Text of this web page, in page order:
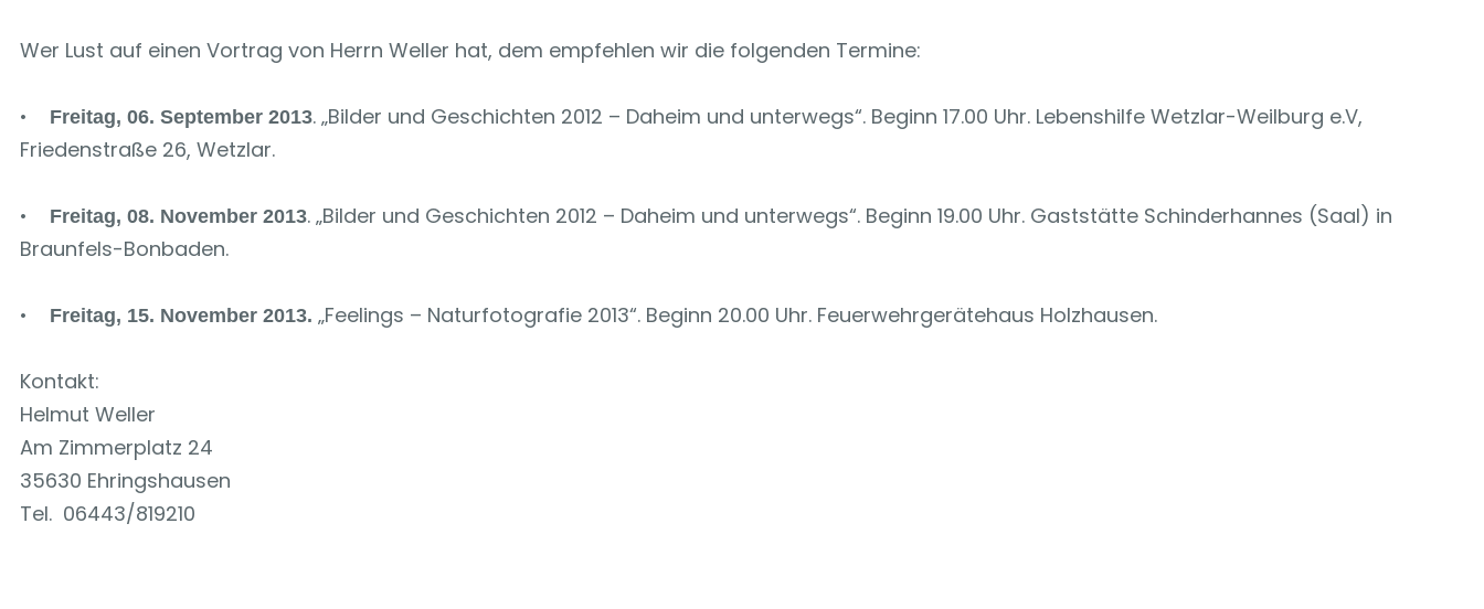
Wer Lust auf einen Vortrag von Herrn Weller hat, dem empfehlen wir die folgenden Termine:
• Freitag, 06. September 2013. „Bilder und Geschichten 2012 – Daheim und unterwegs“. Beginn 17.00 Uhr. Lebenshilfe Wetzlar-Weilburg e.V,
Friedenstraße 26, Wetzlar.
• Freitag, 08. November 2013. „Bilder und Geschichten 2012 – Daheim und unterwegs“. Beginn 19.00 Uhr. Gaststätte Schinderhannes (Saal) in
Braunfels-Bonbaden.
• Freitag, 15. November 2013. „Feelings – Naturfotografie 2013“. Beginn 20.00 Uhr. Feuerwehrgerätehaus Holzhausen.
Kontakt:
Helmut Weller
Am Zimmerplatz 24
35630 Ehringshausen
Tel. 06443/819210